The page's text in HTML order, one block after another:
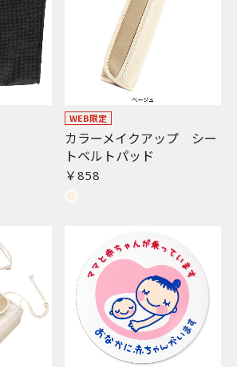
WEB限定
カラーメイクアップ シー
トベルトパッド
￥858